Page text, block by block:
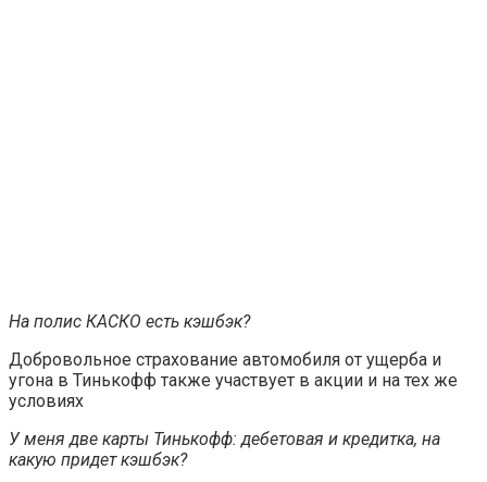
На полис КАСКО есть кэшбэк?
Добровольное страхование автомобиля от ущерба и
угона в Тинькофф также участвует в акции и на тех же
условиях
У меня две карты Тинькофф: дебетовая и кредитка, на
какую придет кэшбэк?